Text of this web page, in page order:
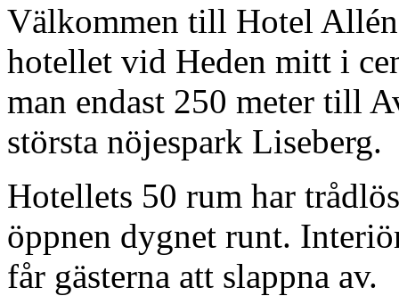
Välkommen till Hotel
hotellet vid Heden mitt i
man endast 250 meter till
största nöjespark Liseberg.
Hotellets 50 rum har
öppnen dygnet runt.
får gästerna att slappna av.